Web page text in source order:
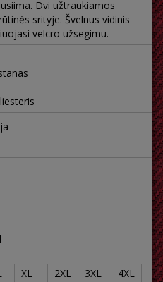
Dvi užtraukiamos
srityje. Švelnus vidinis
velcro užsegimu.
XL 2XL 3XL
4XL